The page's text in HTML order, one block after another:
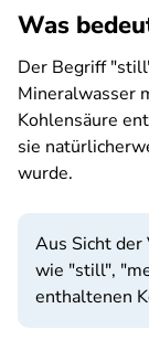
Was
Der Begriff
Mineralwasser
Kohlensäure
sie
wurde.
Aus Sicht der
wie "still",
enthaltenen